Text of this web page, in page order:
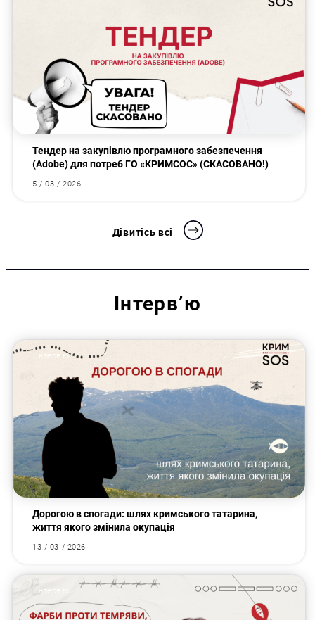
Тендер на закупівлю програмного забезпечення
(Аdobe) для потреб ГО «КРИМСОС» (СКАСОВАНО!)
5 / 03 / 2026
Дівитісь всі
Інтервʼю
Інтервʼю
Дорогою в спогади: шлях кримського татарина,
життя якого змінила окупація
13 / 03 / 2026
Інтервʼю